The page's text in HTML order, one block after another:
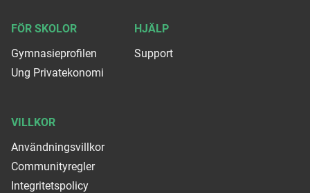
FÖR SKOLOR
Gymnasieprofilen
Ung Privatekonomi
HJÄLP
Support
VILLKOR
Användningsvillkor
Communityregler
Integritetspolicy